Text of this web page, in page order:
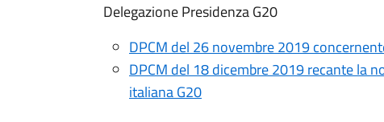
Delegazione Presidenza G20
DPCM del 26 novembre 2019
DPCM del 18 dicembre 2019 recante la
italiana G20